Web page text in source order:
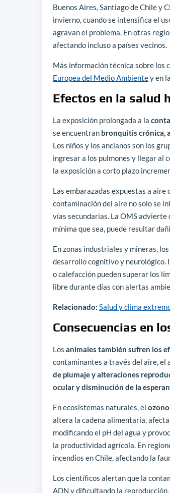
Buenos Aires, Santiago de Chile y
invierno, cuando se intensifica el
agravan el problema. En otras
afectando incluso a países vecinos.
Más información técnica sobre los
Europea del Medio Ambientey en la
Efectos en la salud
La exposición prolongada a la
se encuentran bronquitis crónica,
Los niños y los ancianos son los
ingresar a los pulmones y llegar al
la exposición a corto plazo
Las embarazadas expuestas a aire
contaminación del aire no solo se
vías secundarias. La OMS
mínima que sea, puede resultar
En zonas industriales y mineras,
desarrollo cognitivo y neurológico.
o calefacción pueden superar los
libre durante días con alertas
Relacionado: Salud y clima
Consecuencias en
Los animales también sufren los
contaminantes a través del aire, el
de plumaje y alteraciones
ocular y disminución de la
En ecosistemas naturales, el
altera la cadena alimentaria,
modificando el pH del agua y
la productividad agrícola. En
incendios en Chile, afectando la
Los científicos alertan que la
ADN y dificultando la